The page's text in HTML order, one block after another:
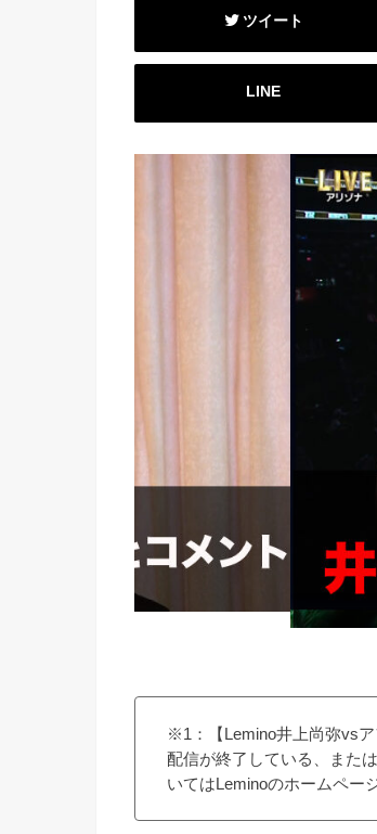
ツイート
LINE
※1：【Lemino井上尚弥vsア
配信が終了している、また
いてはLeminoのホームペー